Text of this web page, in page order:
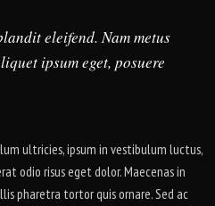
eleifend. Nam metus
ipsum eget, posuere
ultricies, ipsum in vestibulum luctus,
odio risus eget dolor. Maecenas in
pharetra tortor quis ornare. Sed ac